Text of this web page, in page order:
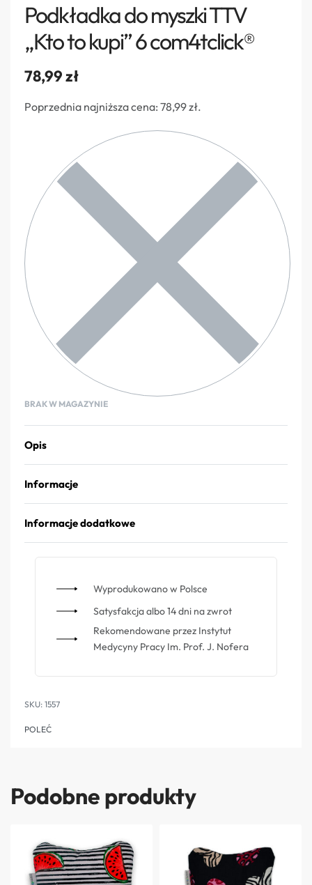
Podkładka do myszki TTV
„Kto to kupi” 6 com4tclick®
78,99zł
Poprzednia najniższa cena: 78,99zł.
BRAK W MAGAZYNIE
Opis
Informacje
Informacje dodatkowe
Wyprodukowano w Polsce
Satysfakcja albo 14 dni na zwrot
Rekomendowane przez Instytut
Medycyny Pracy Im. Prof. J. Nofera
1557
POLEĆ
Podobne produkty